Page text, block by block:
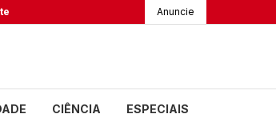
Anuncie
CIÊNCIA ESPECIAIS